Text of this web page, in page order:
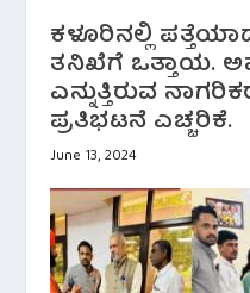
ಕಳೂರಿನಲ್ಲಿ
ತನಿಖೆಗೆ ಒತ್ತಾಯ.
ಎನ್ನುತ್ತಿರುವ
ಪ್ರತಿಭಟನೆ ಎಚ್ಚರಿಕೆ.
June 13, 2024